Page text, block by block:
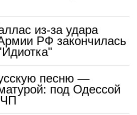
из-за удара
РФ закончилась
песню —
под Одессой